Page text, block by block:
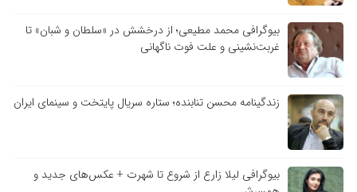
بیوگرافی محمد مطیعی؛ از درخشش در «سلطان و شبان» تا
غربت‌نشینی و علت فوت ناگهانی
زندگینامه محسن تنابنده؛ ستاره سریال پایتخت و سینمای ایران
بیوگرافی لیلا زارع از شروع تا شهرت + عکس‌های جدید و